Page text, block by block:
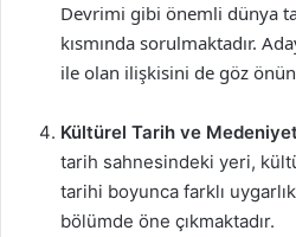
Devrimi gibi önemli dünya
kısmında sorulmaktadır.
ile olan ilişkisini de göz
Kültürel Tarih ve
tarih sahnesindeki yeri,
tarihi boyunca farklı
bölümde öne çıkmaktadır.